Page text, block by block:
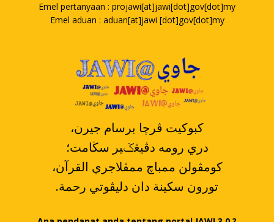
Emel pertanyaan : projawi[at]jawi[dot]gov[dot]my
Emel aduan : aduan[at]jawi [dot]gov[dot]my
،کبوکيت ڤرچا برسام جيرن
دري رومه دڤيڠݢير سڬامت؛
،کومڤولن ممباچ ممڤلاجري القرآن
.تورون سکينة دان دليڤوتي رحمة